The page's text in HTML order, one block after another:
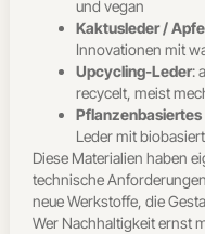
und vegan
Kaktusleder /
Innovationen mit
Upcycling-Leder:
recycelt, meist
Pflanzenbasiertes
Leder mit
Diese Materialien haben
technische
neue Werkstoffe, die
Wer Nachhaltigkeit ernst